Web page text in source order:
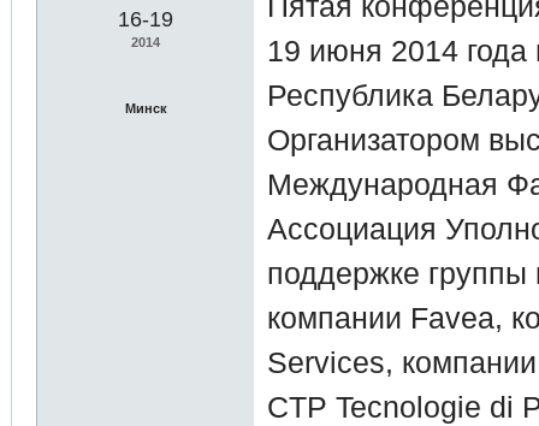
16-19
2014
Минск
19 июня 2014 года
Республика
Организатором
Международная
Ассоциация
поддержке
компании Favea,
Services,
CTP Tecnologie di